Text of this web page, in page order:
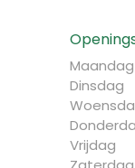
Maandag
Dinsdag
Vrijdag